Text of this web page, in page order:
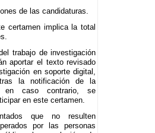
de las candidaturas.
certamen implica la total
trabajo de investigación
aportar el texto revisado
en soporte digital,
la notificación de la
en caso contrario, se
en este certamen.
que no resulten
por las personas